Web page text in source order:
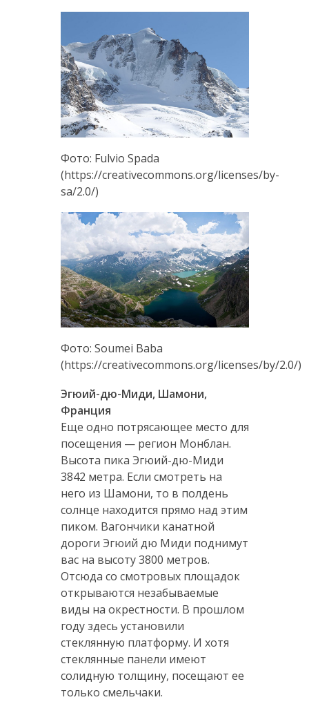
Фото: Fulvio Spada
(https://creativecommons.org/licenses/by-
sa/2.0/)
Фото: Soumei Baba
(https://creativecommons.org/licenses/by/2.0/)
Эгюий-дю-Миди, Шамони,
Франция
Еще одно потрясающее место для
посещения — регион Монблан.
Высота пика Эгюий-дю-Миди
3842 метра. Если смотреть на
него из Шамони, то в полдень
солнце находится прямо над этим
пиком. Вагончики канатной
дороги Эгюий дю Миди поднимут
вас на высоту 3800 метров.
Отсюда со смотровых площадок
открываются незабываемые
виды на окрестности. В прошлом
году здесь установили
стеклянную платформу. И хотя
стеклянные панели имеют
солидную толщину, посещают ее
только смельчаки.